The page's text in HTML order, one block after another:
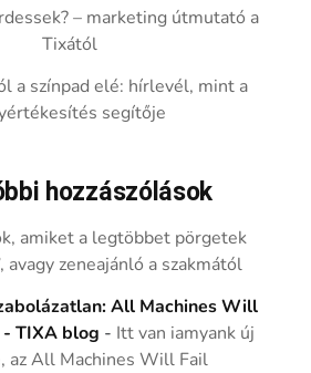
– marketing útmutató a
Tixától
a színpad elé: hírlevél, mint a
segítője
hozzászólások
amiket a legtöbbet pörgetek
avagy zeneajánló a szakmától
All Machines Will
TIXA blog - Itt van iamyank új
az All Machines Will Fail